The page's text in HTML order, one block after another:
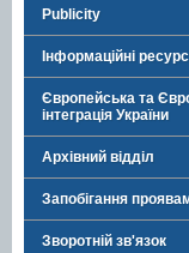
Publicity
Інформаційні
Європейська та
інтеграція України
Архівний відділ
Запобігання
Зворотній зв'язок